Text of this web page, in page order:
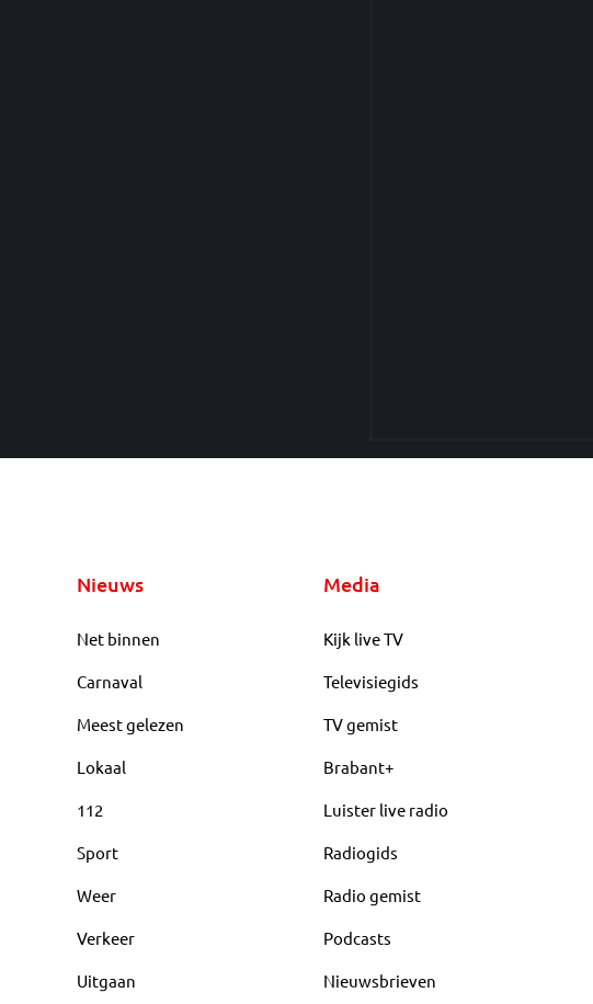
Nieuws
Net binnen
Carnaval
Meest gelezen
Lokaal
112
Sport
Weer
Verkeer
Uitgaan
Media
Kijk live TV
Televisiegids
TV gemist
Brabant+
Luister live radio
Radiogids
Radio gemist
Podcasts
Nieuwsbrieven